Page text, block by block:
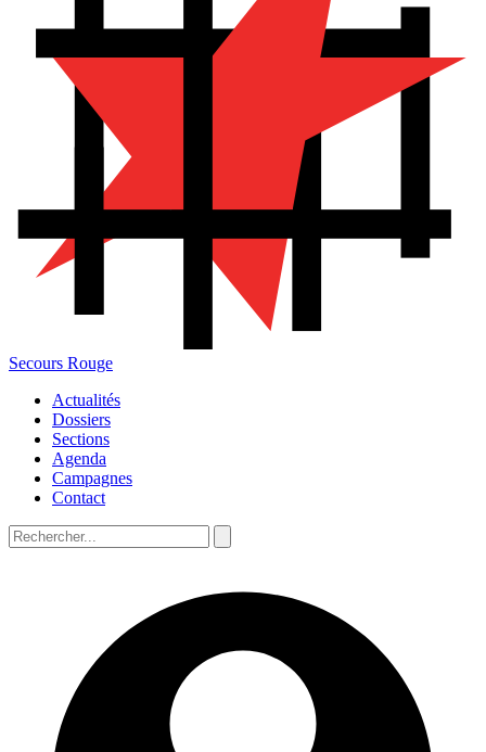
Secours Rouge
Actualités
Dossiers
Sections
Agenda
Campagnes
Contact